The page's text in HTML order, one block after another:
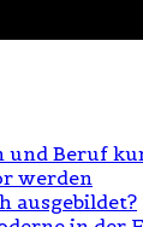
und Beruf
werden
ausgebildet?